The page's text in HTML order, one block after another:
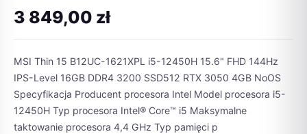
3 849,00 zł
MSI Thin 15 B12UC-1621XPL i5-12450H 15.6" FHD 144Hz
IPS-Level 16GB DDR4 3200 SSD512 RTX 3050 4GB NoOS
Specyfikacja Producent procesora Intel Model procesora i5-
12450H Typ procesora Intel® Core™ i5 Maksymalne
taktowanie procesora 4,4 GHz Typ pamięci p